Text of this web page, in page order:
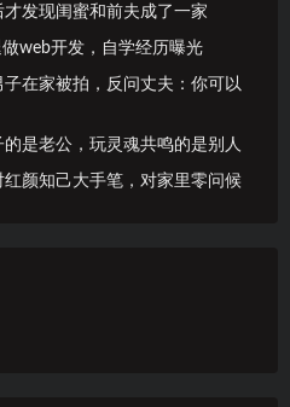
发现闺蜜和前夫成了一家
web开发，自学经历曝光
在家被拍，反问丈夫：你可以
是老公，玩灵魂共鸣的是别人
颜知己大手笔，对家里零问候